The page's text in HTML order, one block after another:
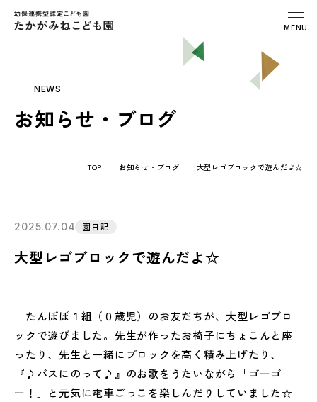
幼保連携型認定こども園 たかがみねこ
MENU
NEWS
お知らせ・ブログ
TOP お知らせ・ブログ 大型レゴブロックで遊んだよ☆
2025.07.04 園日記
大型レゴブロックで遊んだよ☆
たんぽぽ１組（０歳児）のお友だちが、大型レゴブロ
ックで遊びました。先生が作ったお椅子にちょこんと座
ったり、先生と一緒にブロックを高く積み上げたり、
『♪バスにのって♪』のお歌をうたいながら「ゴーゴ
ー！」と元気に電車ごっこを楽しんだりしていました☆